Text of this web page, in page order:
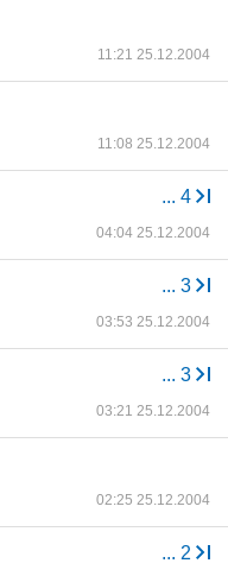
11:21 25.12.2004
11:08 25.12.2004
... 4
04:04 25.12.2004
... 3
03:53 25.12.2004
... 3
03:21 25.12.2004
02:25 25.12.2004
... 2